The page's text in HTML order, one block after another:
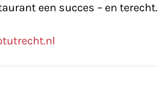
een succes – en terecht.